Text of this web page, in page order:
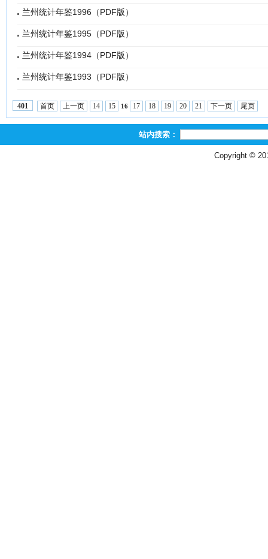
兰州统计年鉴1996（PDF版）
兰州统计年鉴1995（PDF版）
兰州统计年鉴1994（PDF版）
兰州统计年鉴1993（PDF版）
401 首页 上一页 14 15 16 17 18 19 20 21 下一页 尾页
站内搜索：
Copyright ©